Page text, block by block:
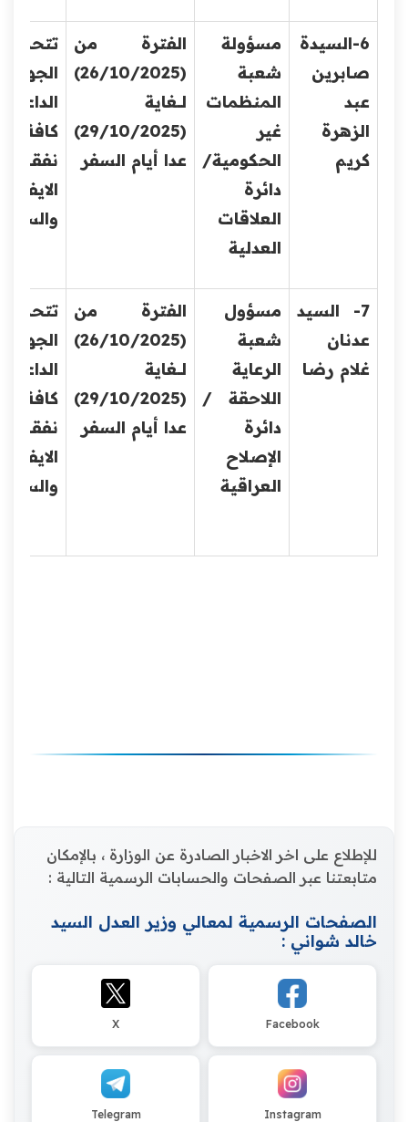
6-السيدة
صابرين
عبد
الزهرة
كريم
مسؤولة
شعبة
المنظمات
غير
الحكومية/
دائرة
العلاقات
العدلية
الفترة من
(26/10/2025)
لــــغاية
(29/10/2025)
عدا أيام السفر
تتحمل
الجهة
الداعية
كافة
نفقات
الايفاد
7- السيد
عدنان
غلام رضا
مسؤول
شعبة
الرعاية
اللاحقة /
دائرة
الإصلاح
العراقية
الفترة من
(26/10/2025)
لــــغاية
(29/10/2025)
عدا أيام السفر
تتحمل
الجهة
الداعية
كافة
نفقات
الايفاد
للإطلاع على اخر الاخبار الصادرة عن الوزارة ، بالإمكان
متابعتنا عبر الصفحات والحسابات الرسمية التالية :
الصفحات الرسمية لمعالي وزير العدل السيد
خالد شواني :
Facebook
X
Instagram
Telegram